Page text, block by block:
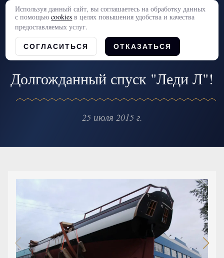
Долгожданный спуск "Леди Л"!
25 июля 2015 г.
Используя данный сайт, вы соглашаетесь на обработку данных
с помощьюcookies в целях повышения удобства и качества
предоставляемых услуг.
СОГЛАСИТЬСЯ ОТКАЗАТЬСЯ